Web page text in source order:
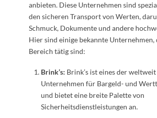
anbieten. Diese Unternehmen sind
den sicheren Transport von Werten,
Schmuck, Dokumente und andere
Hier sind einige bekannte Unternehmen,
Bereich tätig sind:
Brink’s: Brink’s ist eines der
Unternehmen für Bargeld- und
und bietet eine breite Palette von
Sicherheitsdienstleistungen an.